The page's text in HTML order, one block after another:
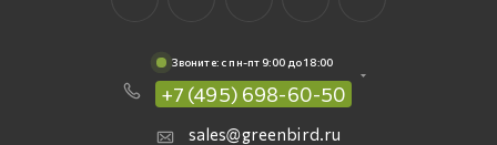
Звоните: c пн-пт 9:00 до 18:00
+7 (495) 698-60-50
sales@greenbird.ru